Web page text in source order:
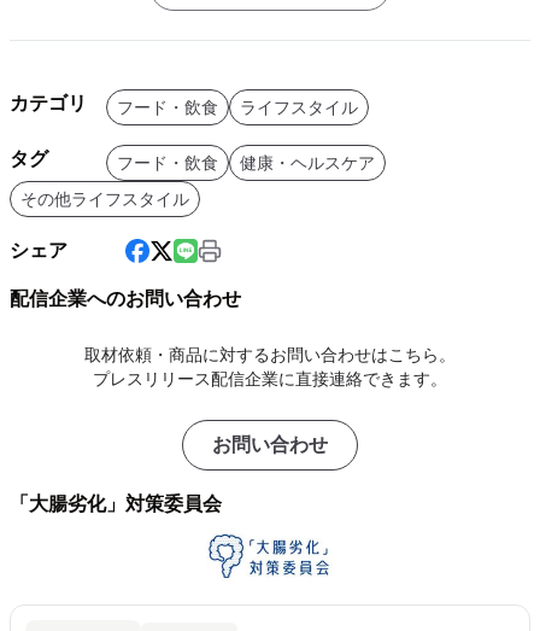
カテゴリ フード・飲食 ライフスタイル
タグ フード・飲食
健康・ヘルスケア
その他ライフスタイル
シェア
配信企業へのお問い合わせ
取材依頼・商品に対するお問い合わせはこちら。
プレスリリース配信企業に直接連絡できます。
お問い合わせ
「大腸劣化」対策委員会